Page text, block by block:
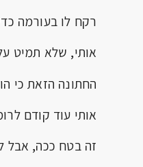
רקח לו בעורמה כדי
אותי, שלא תמיט
החתונה הזאת כי
אותי עוד קודם
זה בטח ככה, אבל